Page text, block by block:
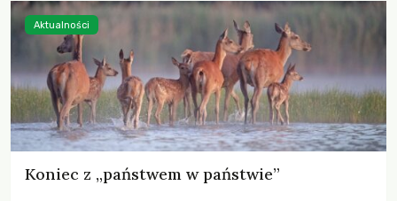
Koniec z „państwem w państwie”
Aktualności